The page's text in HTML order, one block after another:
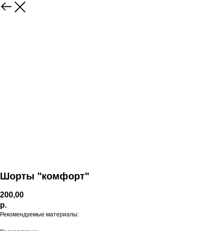
Шорты "комфорт"
200,00
р.
Рекомендуемые материалы: